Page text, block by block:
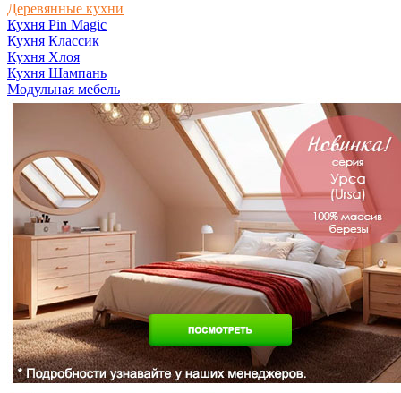
Деревянные кухни
Кухня Pin Magic
Кухня Классик
Кухня Хлоя
Кухня Шампань
Модульная мебель